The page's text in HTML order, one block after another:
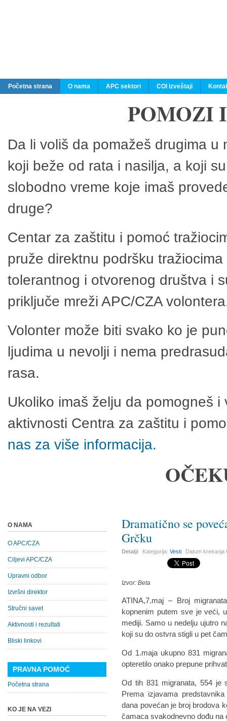
Početna strana O nama APC sektori COI izveštaji
POMOZI
Da li voliš da pomažeš drugima
koji beže od rata i nasilja, a koji
slobodno vreme koje imaš
druge?
Centar za zaštitu i pomoć
pruže direktnu podršku
tolerantnog i otvorenog društva i
priključe mreži APC/CZA
Volonter može biti svako ko je
ljudima u nevolji i nema
rasa.
Ukoliko imaš želju da pomogneš
aktivnosti Centra za zaštitu i
nas za više informacija.
Dramatično se
Grčku
Detalji Kategorija:Vesti Datum kreiranja
Izvor: Beta
ATINA,7.maj – Broj
kopnenim putem sve je veći,
mediji. Samo u nedelju ujutro
koji su do ostvra stigli u pet
Od 1.maja ukupno 831
opteretilo onako prepune
Od tih 831 migranata, 554 je
Prema izjavama
dana povećan je broj brodova
čamaca svakodnevno dođu na
O NAMA
O APC/CZA
Ciljevi APC/CZA
Upravni odbor
Izvršni direktor
Stručni savet
Aktivnosti i rezultati
Bliski linkovi
PRAVNA POMOĆ
Početna strana
KO JE NA VEZI